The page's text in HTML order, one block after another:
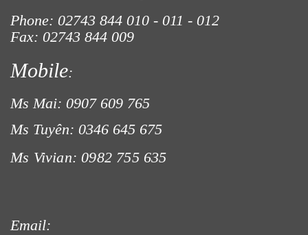
Phone: 02743 844 010 - 011 - 012
Fax: 02743 844 009
Mobile:
Ms Mai: 0907 609 765
Ms Tuyên: 0346 645 675
Ms Vivian: 0982 755 635
Email: